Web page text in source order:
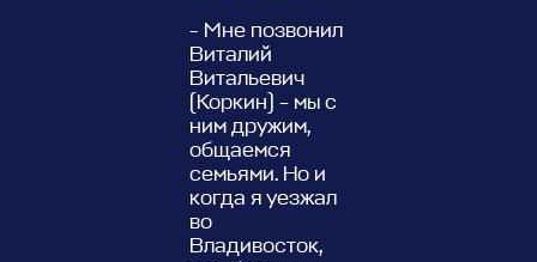
- Мне позвонил
Виталий
Витальевич
(Коркин) – мы с
ним дружим,
общаемся
семьями. Но и
когда я уезжал
во
Владивосток,